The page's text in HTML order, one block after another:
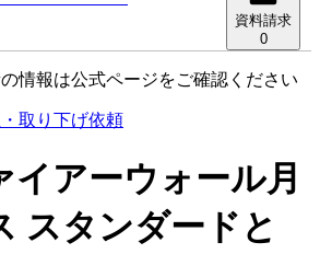
資料請求
0
情報は公式ページをご確認ください
取り下げ依頼
イアーウォール月
スタンダード と